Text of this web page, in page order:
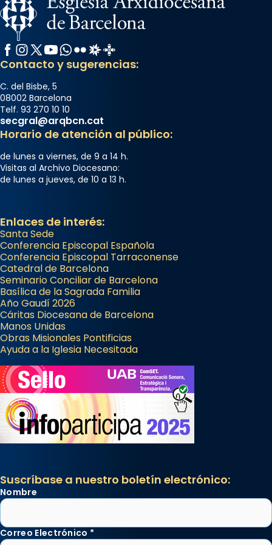
Semproniana, verges i màrtirs.
Acompanyant la història de sant Cugat, a
partir de l’Edat Mitjana sorgeix la tradició
que les santes Juliana (“relatiu a Júlia”) i
Semproniana (“relatiu a Semprònia =
eterna”) són deixebles seves. I l’any 1667, el
frare Joan Gaspar Roig, afirma en una obra
que les santes són filles de l’antiga Iluro.
Mataró en reivindicarà les relíq
...Ver más
Foto
Facebook
Instagram
X / Twitter
YouTube
WhatsApp
FlickrRadio Estel
Catalunya Cristiana
Contacto y sugerencias:
C. del Bisbe, 5
08002 Barcelona
Telf. 93 270 10 10
secgral@arqbcn.cat
Horario de atención al público:
de lunes a viernes, de 9 a 14 h.
Visitas al Archivo Diocesano:
de lunes a jueves, de 10 a 13 h.
Enlaces de interés:
Santa Sede
Conferencia Episcopal Española
Conferencia Episcopal Tarraconense
Catedral de Barcelona
Seminario Conciliar de Barcelona
Basílica de la Sagrada Familia
Año Gaudí 2026
Cáritas Diocesana de Barcelona
Manos Unidas
Obras Misionales Pontificias
Ayuda a la Iglesia Necesitada
Suscríbase a nuestro boletín electrónico:
Nombre
Correo Electrónico *